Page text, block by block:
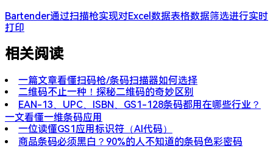
Bartender通过扫描枪实现对Excel数据表格数据筛选进行实时
打印
相关阅读
一篇文章看懂扫码枪/条码扫描器如何选择
二维码不止一种！探秘二维码的奇妙区别
EAN-13、UPC、ISBN、GS1-128条码都用在哪些行业？
一文看懂一维条码应用
一位读懂GS1应用标识符（AI代码）
商品条码必须黑白？90%的人不知道的条码色彩密码